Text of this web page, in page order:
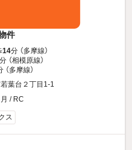
件
14分 （多摩線）
分 （相模原線）
（多摩線）
葉台２丁目1-1
/ RC
ス